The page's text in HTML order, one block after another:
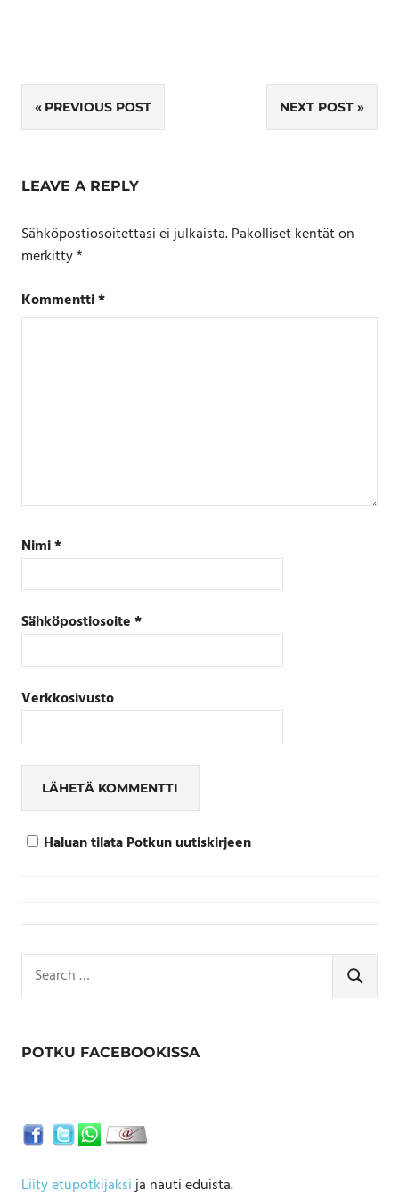
Artikkelien
selaus
PREVIOUS POST NEXT POST
LEAVE A REPLY
Sähköpostiosoitettasi ei julkaista.Pakolliset kentät on
merkitty*
Kommentti*
Nimi*
Sähköpostiosoite*
Verkkosivusto
Haluan tilata Potkun uutiskirjeen
for:
SEARCH
POTKU FACEBOOKISSA
Liity etupotkijaksija nauti eduista.